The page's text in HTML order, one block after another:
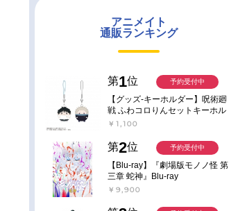
アニメイト
通販ランキング
第1位
【グッズ-キーホルダー】呪術廻
戦 ふわコロりんセットキーホル
ダー【アニメイト特典付】
￥1,100
予約受付中
第2位
【Blu-ray】『劇場版モノノ怪 第
三章 蛇神』Blu-ray
￥9,900
予約受付中